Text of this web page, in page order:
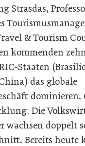
Strasdas,
& Tourism
kommenden
Staaten
das globale
Die
wachsen doppelt
Bereits heute